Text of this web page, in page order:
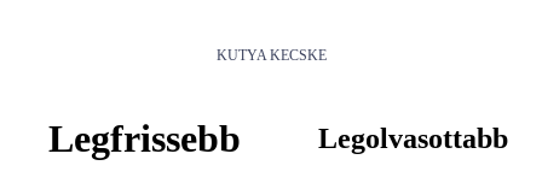
KUTYA KECSKE
Legfrissebb Legolvasottabb